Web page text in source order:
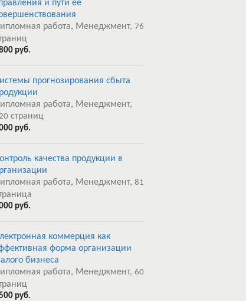
и пути ее
работа, Менеджмент, 76
руб.
прогнозирования сбыта
работа, Менеджмент,
страниц
руб.
качества продукции в
работа, Менеджмент, 81
руб.
коммерция как
форма организации
бизнеса
работа, Менеджмент, 60
руб.